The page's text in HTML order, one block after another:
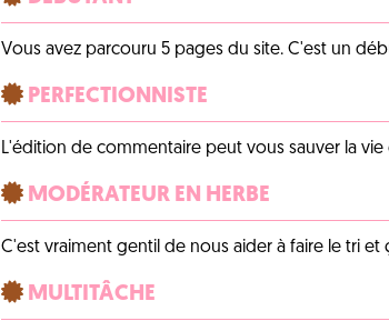
Vous avez parcouru 5 pages du site. C'est un
PERFECTIONNISTE
L'édition de commentaire peut vous sauver la
MODÉRATEUR EN HERBE
C'est vraiment gentil de nous aider à faire le tri
MULTITÂCHE